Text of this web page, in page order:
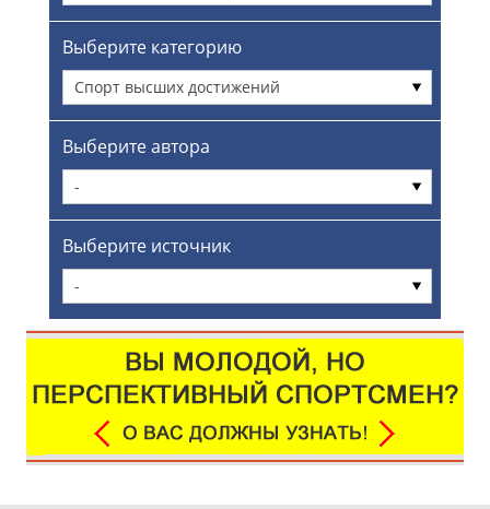
Выберите категорию
Спорт высших достижений
Выберите автора
-
Выберите источник
-